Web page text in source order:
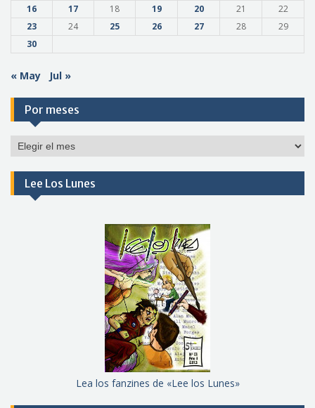
16
17 18 19 20 21
22
23
24 25 26 27 28
29
30
« May Jul »
Por meses
Por
Lee Los Lunes
Lea los fanzines de «Lee los Lunes»